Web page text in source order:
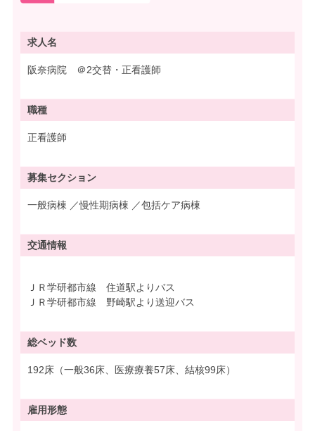
求人名
阪奈病院 ＠2交替・正看護師
職種
正看護師
募集セクション
一般病棟 ／慢性期病棟 ／包括ケア病棟
交通情報
ＪＲ学研都市線 住道駅よりバス
ＪＲ学研都市線 野崎駅より送迎バス
総ベッド数
192床（一般36床、医療療養57床、結核99床）
雇用形態